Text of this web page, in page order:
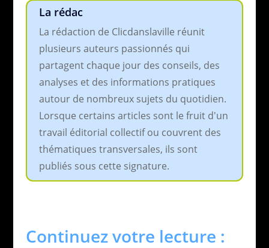
La rédac
La rédaction de Clicdanslaville réunit
plusieurs auteurs passionnés qui
partagent chaque jour des conseils, des
analyses et des informations pratiques
autour de nombreux sujets du quotidien.
Lorsque certains articles sont le fruit d'un
travail éditorial collectif ou couvrent des
thématiques transversales, ils sont
publiés sous cette signature.
Continuez votre lecture :